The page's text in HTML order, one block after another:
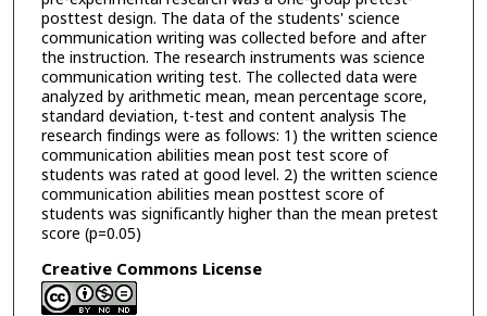
posttest design. The data of the students' science
communication writing was collected before and after
the instruction. The research instruments was science
communication writing test. The collected data were
analyzed by arithmetic mean, mean percentage score,
standard deviation, t-test and content analysis The
research findings were as follows: 1) the written science
communication abilities mean post test score of
students was rated at good level. 2) the written science
communication abilities mean posttest score of
students was significantly higher than the mean pretest
score (p=0.05)
Creative Commons License